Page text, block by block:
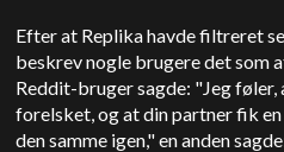
Efter at Replika havde filtreret
beskrev nogle brugere det som
Reddit-bruger sagde: "Jeg
forelsket, og at din partner fik
den samme igen," en anden